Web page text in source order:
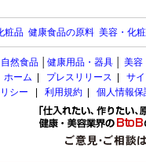
粧品 健康食品の原料 美容・化
自然食品 健康用品・器具 美容
ホーム
プレスリリース
サ
シー
利用規約 個人情報